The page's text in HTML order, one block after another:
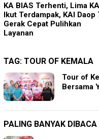
PMR Wira SMKN 1 Jember
Gelar ABHINAYA 2026,
Bergengsi Cetak Relawan
Muda Berprestasi
TAG: TOUR OF KEMALA
Tour of
Bersama
PALING BANYAK DIBACA